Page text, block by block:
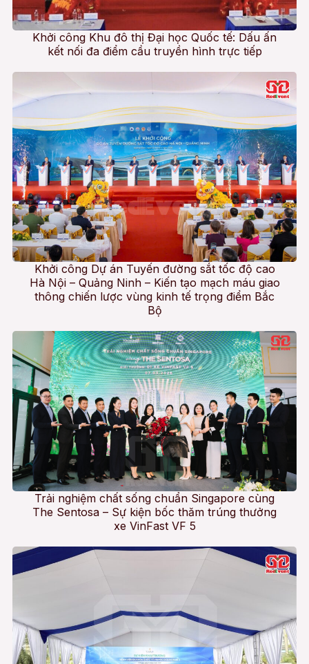
Khởi công Khu đô thị Đại học Quốc tế: Dấu ấn
kết nối đa điểm cầu truyền hình trực tiếp
Khởi công Dự án Tuyến đường sắt tốc độ cao
Hà Nội – Quảng Ninh – Kiến tạo mạch máu giao
thông chiến lược vùng kinh tế trọng điểm Bắc
Bộ
Trải nghiệm chất sống chuẩn Singapore cùng
The Sentosa – Sự kiện bốc thăm trúng thưởng
xe VinFast VF 5